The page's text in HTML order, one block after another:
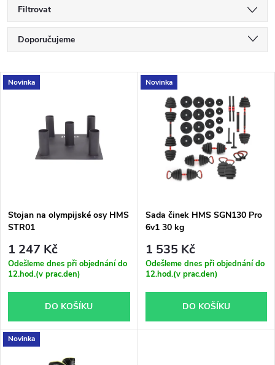
Filtrovat
Ř
a
p
r
o
d
u
Doporučujeme
Nejdražší
Nejprodávanější
Abecedně
V
s
p
r
o
d
Novinka
Stojan na olympijské osy HMS
STR01
1 247 Kč
Odešleme dnes při objednání do
12.hod.(v prac.den)
DO KOŠÍKU
Novinka
Sada činek HMS SGN130 Pro
6v1 30 kg
1 535 Kč
Odešleme dnes při objednání do
12.hod.(v prac.den)
DO KOŠÍKU
Novinka